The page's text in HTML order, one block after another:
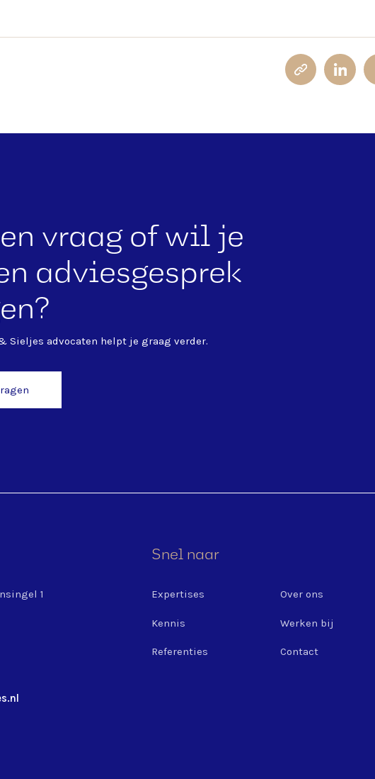
vraag of wil je
adviesgesprek
Sieljes advocaten helpt je graag verder.
1
Snel naar
Expertises Over ons
Kennis Werken bij
Referenties Contact